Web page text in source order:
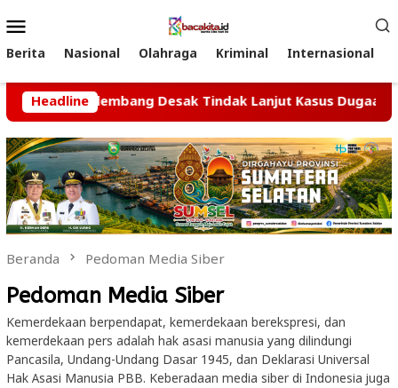
ke
kontenMobile
Berita Nasional Olahraga Kriminal Internasional
Headline
Palembang Desak Tindak Lanjut Kasus Dugaan
Beranda Pedoman Media Siber
Pedoman Media Siber
Kemerdekaan berpendapat, kemerdekaan berekspresi, dan
kemerdekaan pers adalah hak asasi manusia yang dilindungi
Pancasila, Undang-Undang Dasar 1945, dan Deklarasi Universal
Hak Asasi Manusia PBB. Keberadaan media siber di Indonesia juga